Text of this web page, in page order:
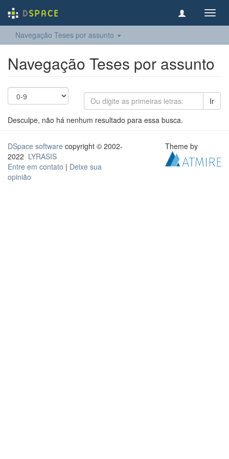
Navegação Teses por assunto
Navegação Teses por assunto
Ir
Desculpe, não há nenhum resultado para essa busca.
DSpace software copyright © 2002-
2022 LYRASIS
Entre em contato | Deixe sua
opinião
Theme by